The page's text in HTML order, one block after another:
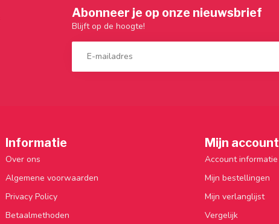
Abonneer je op onze nieuwsbrief
Blijft op de hoogte!
Informatie
Over ons
Algemene voorwaarden
Privacy Policy
Betaalmethoden
Mijn account
Account informatie
Mijn bestellingen
Mijn verlanglijst
Vergelijk